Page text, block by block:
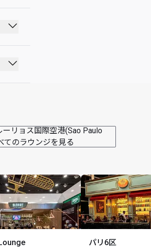
リョス国際空港(Sao Paulo
てのラウンジを見る
パリ6区